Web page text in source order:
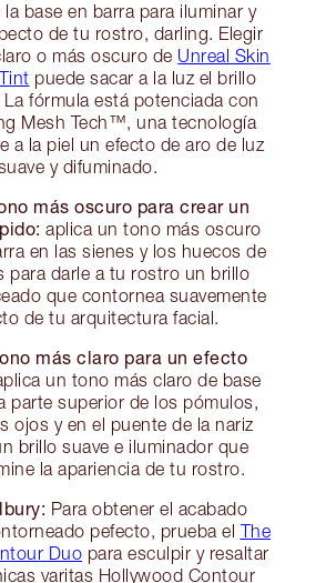
la base en barra para iluminar y
de tu rostro, darling. Elegir
o más oscuro de Unreal Skin
puede sacar a la luz el brillo
fórmula está potenciada con
Mesh Tech™, una tecnología
a la piel un efecto de aro de luz
y difuminado.
más oscuro para crear un
aplica un tono más oscuro
en las sienes y los huecos de
para darle a tu rostro un brillo
que contornea suavemente
de tu arquitectura facial.
más claro para un efecto
un tono más claro de base
parte superior de los pómulos,
ojos y en el puente de la nariz
brillo suave e iluminador que
la apariencia de tu rostro.
Para obtener el acabado
pefecto, prueba el The
Duo para esculpir y resaltar
varitas Hollywood Contour